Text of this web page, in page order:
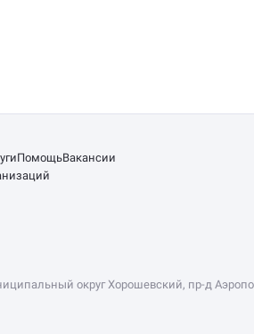
ПомощьВакансии
округ Хорошевский, пр-д